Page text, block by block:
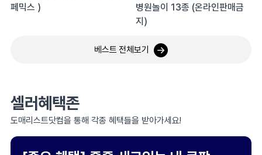
페믹스 )
병원놀이 13종 (온라인판매금
지)
베스트 전체보기
셀러혜택존
도매리스트닷컴을 통해 각종 혜택들을 받아가세요!